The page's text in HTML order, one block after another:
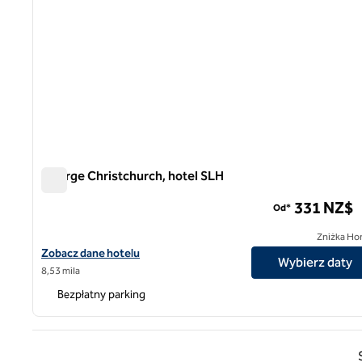
George Christchurch, hotel SLH
Zobacz szczegóły hotelu The George Christchurch, SLH Hotel
Zobacz dane hotelu
8,53 mila
Od* 331 NZ$
Zniżka
Wybierz daty
Bezpłatny parking